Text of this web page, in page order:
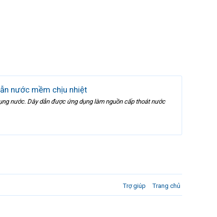
nước mềm chịu nhiệt
nước. Dây dẫn được ứng dụng làm nguồn cấp thoát nước
Trợ giúp Trang chủ